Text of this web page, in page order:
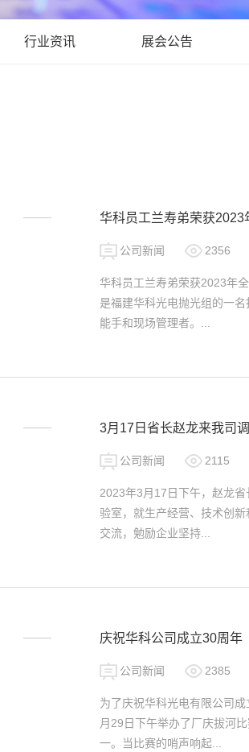
行业资讯 展会公告
华科员工兰寿弟荣获2023
公司新闻 2356
华科员工兰寿弟荣获2023年
是福建华科光电抛光组的一
能手和现场管理者。...
3月17日省长赵龙来我司
公司新闻 2115
2023年3月17日下午，赵龙
验室，就生产经营、技术创
交流，勉励企业坚持...
庆祝华科公司成立30周年
公司新闻 2385
为了庆祝华科光电有限公司
月29日下午举办了厂庆拔河
一。当比赛的哨声响起...